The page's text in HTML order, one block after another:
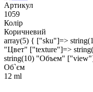
Артикул
1059
Колір
Коричневий
array(5) { ["sku"]=>
"Цвет" ["texture"]=>
string(10) "Объем"
Об`єм
12 ml